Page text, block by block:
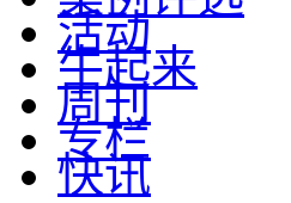
活动
牛起来
周刊
专栏
快讯